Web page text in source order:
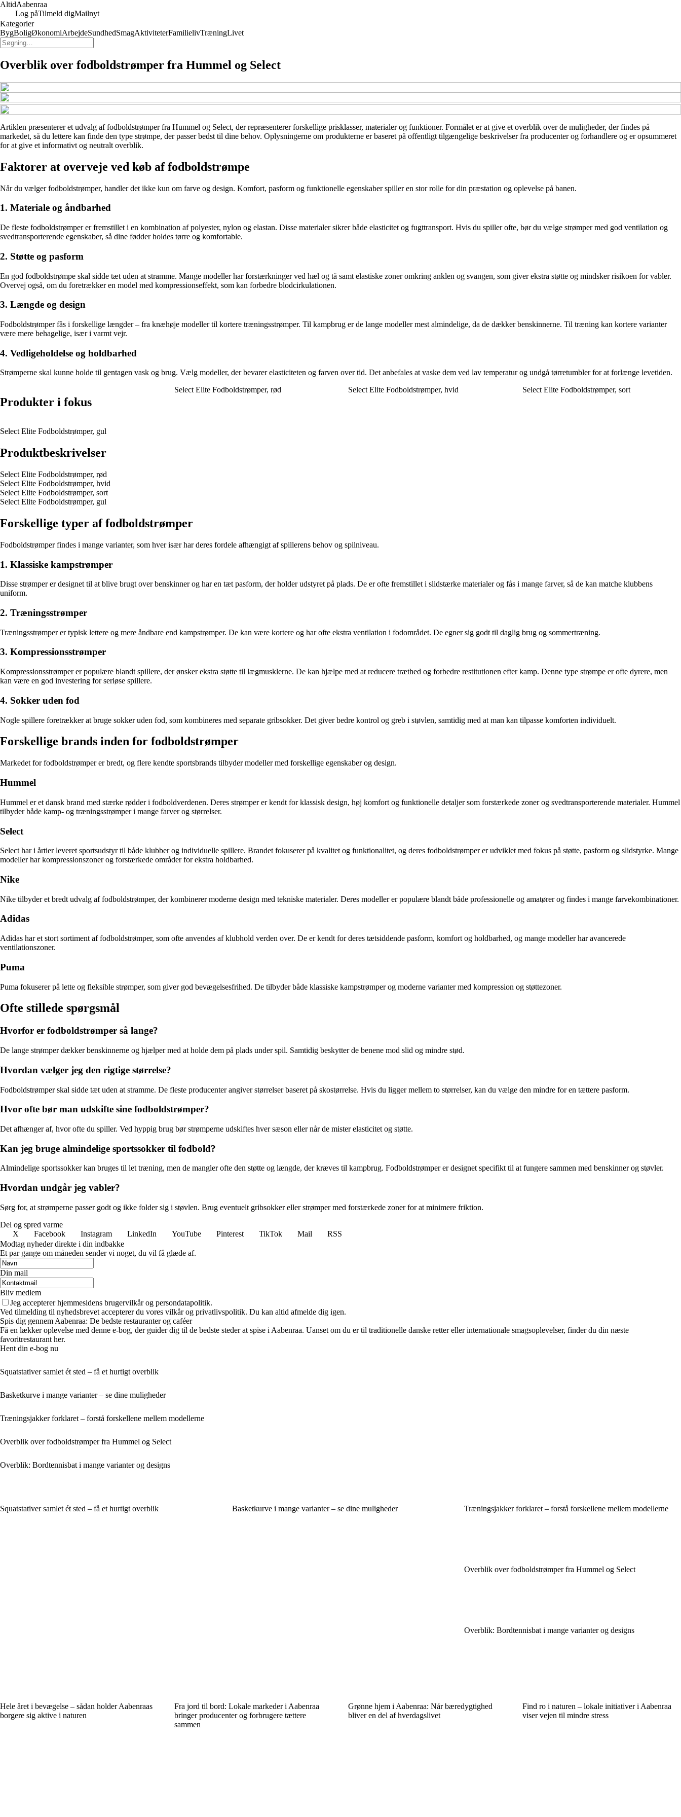
AltidAabenraa
Log påTilmeld digMailnyt
Kategorier
BygBoligØkonomiArbejdeSundhedSmagAktiviteterFamilielivTræningLivet
Overblik over fodboldstrømper fra Hummel og Select
Artiklen præsenterer et udvalg af fodboldstrømper fra Hummel og Select, der repræsenterer forskellige prisklasser, materialer og funktioner. Formålet er at give et overblik over de muligheder, der findes på
markedet, så du lettere kan finde den type strømpe, der passer bedst til dine behov. Oplysningerne om produkterne er baseret på offentligt tilgængelige beskrivelser fra producenter og forhandlere og er opsummeret
for at give et informativt og neutralt overblik.
Faktorer at overveje ved køb af fodboldstrømpe
Når du vælger fodboldstrømper, handler det ikke kun om farve og design. Komfort, pasform og funktionelle egenskaber spiller en stor rolle for din præstation og oplevelse på banen.
1. Materiale og åndbarhed
De fleste fodboldstrømper er fremstillet i en kombination af polyester, nylon og elastan. Disse materialer sikrer både elasticitet og fugttransport. Hvis du spiller ofte, bør du vælge strømper med god ventilation og
svedtransporterende egenskaber, så dine fødder holdes tørre og komfortable.
2. Støtte og pasform
En god fodboldstrømpe skal sidde tæt uden at stramme. Mange modeller har forstærkninger ved hæl og tå samt elastiske zoner omkring anklen og svangen, som giver ekstra støtte og mindsker risikoen for vabler.
Overvej også, om du foretrækker en model med kompressionseffekt, som kan forbedre blodcirkulationen.
3. Længde og design
Fodboldstrømper fås i forskellige længder – fra knæhøje modeller til kortere træningsstrømper. Til kampbrug er de lange modeller mest almindelige, da de dækker benskinnerne. Til træning kan kortere varianter
være mere behagelige, især i varmt vejr.
4. Vedligeholdelse og holdbarhed
Strømperne skal kunne holde til gentagen vask og brug. Vælg modeller, der bevarer elasticiteten og farven over tid. Det anbefales at vaske dem ved lav temperatur og undgå tørretumbler for at forlænge levetiden.
Produkter i fokus
Select Elite Fodboldstrømper, rød Select Elite Fodboldstrømper, hvid Select Elite Fodboldstrømper, sort
Select Elite Fodboldstrømper, gul
Produktbeskrivelser
Select Elite Fodboldstrømper, rød
Select Elite Fodboldstrømper, hvid
Select Elite Fodboldstrømper, sort
Select Elite Fodboldstrømper, gul
Forskellige typer af fodboldstrømper
Fodboldstrømper findes i mange varianter, som hver især har deres fordele afhængigt af spillerens behov og spilniveau.
1. Klassiske kampstrømper
Disse strømper er designet til at blive brugt over benskinner og har en tæt pasform, der holder udstyret på plads. De er ofte fremstillet i slidstærke materialer og fås i mange farver, så de kan matche klubbens
uniform.
2. Træningsstrømper
Træningsstrømper er typisk lettere og mere åndbare end kampstrømper. De kan være kortere og har ofte ekstra ventilation i fodområdet. De egner sig godt til daglig brug og sommertræning.
3. Kompressionsstrømper
Kompressionsstrømper er populære blandt spillere, der ønsker ekstra støtte til lægmusklerne. De kan hjælpe med at reducere træthed og forbedre restitutionen efter kamp. Denne type strømpe er ofte dyrere, men
kan være en god investering for seriøse spillere.
4. Sokker uden fod
Nogle spillere foretrækker at bruge sokker uden fod, som kombineres med separate gribsokker. Det giver bedre kontrol og greb i støvlen, samtidig med at man kan tilpasse komforten individuelt.
Forskellige brands inden for fodboldstrømper
Markedet for fodboldstrømper er bredt, og flere kendte sportsbrands tilbyder modeller med forskellige egenskaber og design.
Hummel
Hummel er et dansk brand med stærke rødder i fodboldverdenen. Deres strømper er kendt for klassisk design, høj komfort og funktionelle detaljer som forstærkede zoner og svedtransporterende materialer. Hummel
tilbyder både kamp- og træningsstrømper i mange farver og størrelser.
Select
Select har i årtier leveret sportsudstyr til både klubber og individuelle spillere. Brandet fokuserer på kvalitet og funktionalitet, og deres fodboldstrømper er udviklet med fokus på støtte, pasform og slidstyrke. Mange
modeller har kompressionszoner og forstærkede områder for ekstra holdbarhed.
Nike
Nike tilbyder et bredt udvalg af fodboldstrømper, der kombinerer moderne design med tekniske materialer. Deres modeller er populære blandt både professionelle og amatører og findes i mange farvekombinationer.
Adidas
Adidas har et stort sortiment af fodboldstrømper, som ofte anvendes af klubhold verden over. De er kendt for deres tætsiddende pasform, komfort og holdbarhed, og mange modeller har avancerede
ventilationszoner.
Puma
Puma fokuserer på lette og fleksible strømper, som giver god bevægelsesfrihed. De tilbyder både klassiske kampstrømper og moderne varianter med kompression og støttezoner.
Ofte stillede spørgsmål
Hvorfor er fodboldstrømper så lange?
De lange strømper dækker benskinnerne og hjælper med at holde dem på plads under spil. Samtidig beskytter de benene mod slid og mindre stød.
Hvordan vælger jeg den rigtige størrelse?
Fodboldstrømper skal sidde tæt uden at stramme. De fleste producenter angiver størrelser baseret på skostørrelse. Hvis du ligger mellem to størrelser, kan du vælge den mindre for en tættere pasform.
Hvor ofte bør man udskifte sine fodboldstrømper?
Det afhænger af, hvor ofte du spiller. Ved hyppig brug bør strømperne udskiftes hver sæson eller når de mister elasticitet og støtte.
Kan jeg bruge almindelige sportssokker til fodbold?
Almindelige sportssokker kan bruges til let træning, men de mangler ofte den støtte og længde, der kræves til kampbrug. Fodboldstrømper er designet specifikt til at fungere sammen med benskinner og støvler.
Hvordan undgår jeg vabler?
Sørg for, at strømperne passer godt og ikke folder sig i støvlen. Brug eventuelt gribsokker eller strømper med forstærkede zoner for at minimere friktion.
Del og spred varme
X
Facebook Instagram LinkedIn YouTube Pinterest TikTok Mail
RSS
Modtag nyheder direkte i din indbakke
Et par gange om måneden sender vi noget, du vil få glæde af.
Din mail
Bliv medlem
Jeg accepterer hjemmesidens brugervilkår og persondatapolitik.
Ved tilmelding til nyhedsbrevet accepterer du vores vilkår og privatlivspolitik. Du kan altid afmelde dig igen.
Spis dig gennem Aabenraa: De bedste restauranter og caféer
Få en lækker oplevelse med denne e-bog, der guider dig til de bedste steder at spise i Aabenraa. Uanset om du er til traditionelle danske retter eller internationale smagsoplevelser, finder du din næste
favoritrestaurant her.
Hent din e-bog nu
Squatstativer samlet ét sted – få et hurtigt overblik
Basketkurve i mange varianter – se dine muligheder
Træningsjakker forklaret – forstå forskellene mellem modellerne
Overblik over fodboldstrømper fra Hummel og Select
Overblik: Bordtennisbat i mange varianter og designs
Squatstativer samlet ét sted – få et hurtigt overblik Basketkurve i mange varianter – se dine muligheder Træningsjakker forklaret – forstå forskellene mellem modellerne
Overblik over fodboldstrømper fra Hummel og Select
Overblik: Bordtennisbat i mange varianter og designs
Hele året i bevægelse – sådan holder Aabenraas
borgere sig aktive i naturen
Fra jord til bord: Lokale markeder i Aabenraa
bringer producenter og forbrugere tættere
sammen
Grønne hjem i Aabenraa: Når bæredygtighed
bliver en del af hverdagslivet
Find ro i naturen – lokale initiativer i Aabenraa
viser vejen til mindre stress